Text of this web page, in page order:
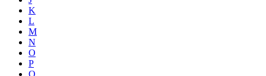
K
L
M
N
O
P
Q